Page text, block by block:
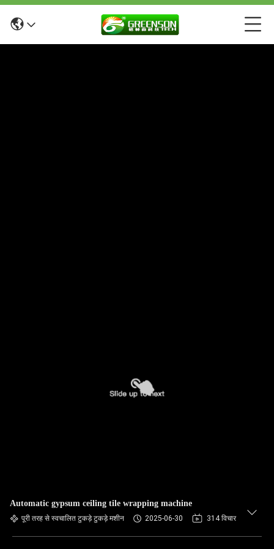
Automatic gypsum ceiling tile wrapping machine
पूरी तरह से स्वचालित टुकड़े टुकड़े मशीन 2025-06-30 314 विचार